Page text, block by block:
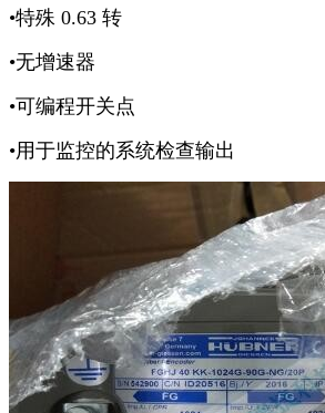
•特殊 0.63 转
•无增速器
•可编程开关点
•用于监控的系统检查输出